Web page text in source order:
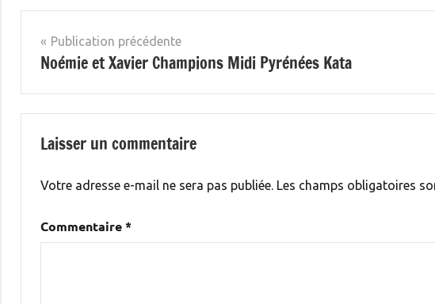
Navigation
de
l’article
Publication précédente
Noémie et Xavier Champions Midi Pyrénées Kata
Laisser un commentaire
Votre adresse e-mail ne sera pas publiée. Les champs obligatoires
Commentaire*